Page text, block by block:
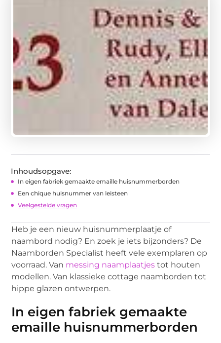
Inhoudsopgave:
In eigen fabriek gemaakte emaille huisnummerborden
Een chique huisnummer van leisteen
Veelgestelde vragen
Heb je een nieuw huisnummerplaatje of
naambord nodig? En zoek je iets bijzonders? De
Naamborden Specialist heeft vele exemplaren op
voorraad. Van messing naamplaatjes tot houten
modellen. Van klassieke cottage naamborden tot
hippe glazen ontwerpen.
In eigen fabriek gemaakte
emaille huisnummerborden